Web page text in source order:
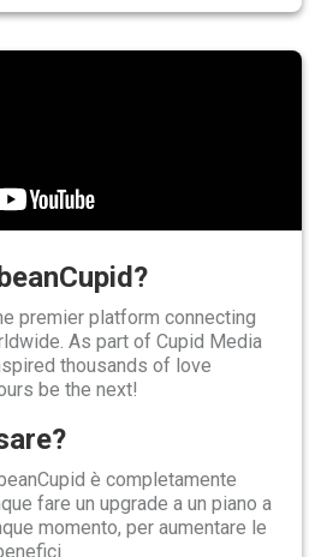
premier platform connecting
As part of Cupid Media
thousands of love
be the next!
è completamente
fare un upgrade a un piano a
momento, per aumentare le